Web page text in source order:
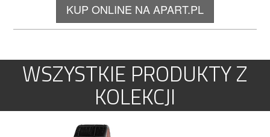
KUP ONLINE NA APART.PL
WSZYSTKIE PRODUKTY Z
KOLEKCJI